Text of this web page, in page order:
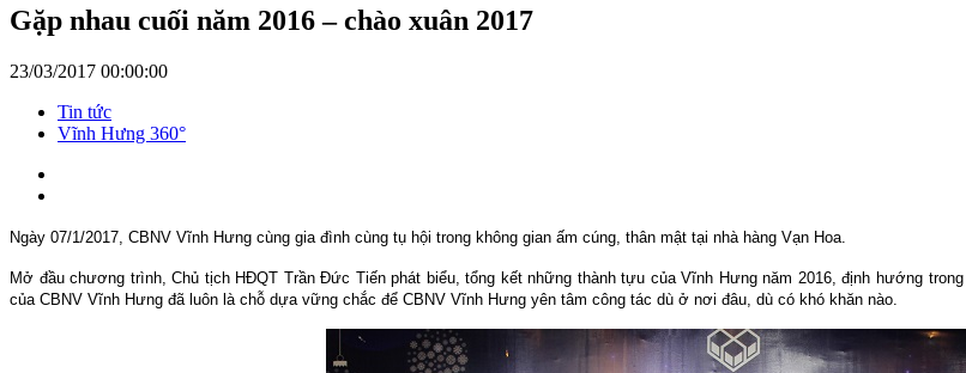
Gặp nhau cuối năm 2016 – chào xuân 2017
23/03/2017 00:00:00
Tin tức
Vĩnh Hưng 360°
Ngày 07/1/2017, CBNV Vĩnh Hưng cùng gia đình cùng tụ hội trong không gian ấm cúng, thân mật tại nhà hàng Vạn Hoa.
Mở đầu chương trình, Chủ tịch HĐQT Trần Đức Tiến phát biểu, tổng kết những thành tựu của Vĩnh Hưng năm 2016, định hướng
của CBNV Vĩnh Hưng đã luôn là chỗ dựa vững chắc để CBNV Vĩnh Hưng yên tâm công tác dù ở nơi đâu, dù có khó khăn nào.